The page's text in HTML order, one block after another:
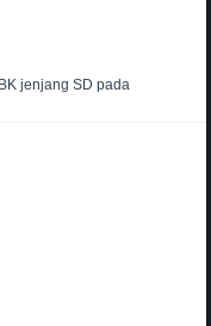
jenjang SD pada